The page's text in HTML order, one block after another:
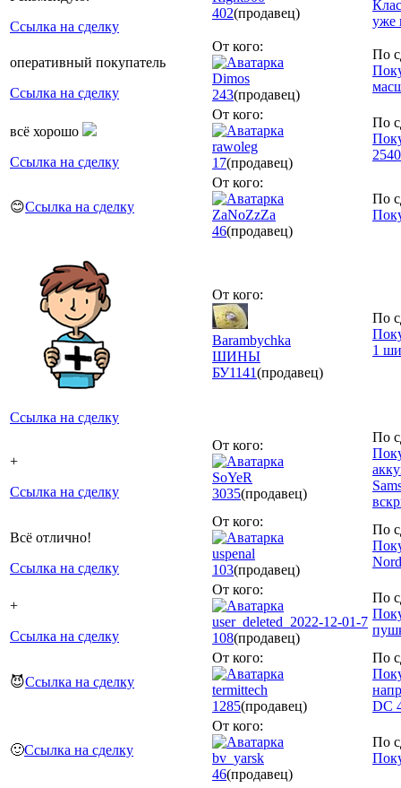
Ссылка на сделку
402(продавец)
уже
оперативный покупатель
Ссылка на сделку
От кого:
Dimos
243(продавец)
По
всё хорошо
Ссылка на сделку
От кого:
rawoleg
17(продавец)
По
😊Ссылка на сделку
От кого:
ZaNoZzZa
46(продавец)
По
Ссылка на сделку
От кого:
Barambychka
ШИНЫ
БУ1141(продавец)
По
1
+
Ссылка на сделку
От кого:
SoYeR
3035(продавец)
По
Всё отлично!
Ссылка на сделку
От кого:
uspenal
103(продавец)
По
+
Ссылка на сделку
От кого:
user_deleted_2022-12-01-7
108(продавец)
По
😈Ссылка на сделку
От кого:
termittech
1285(продавец)
По
DC
🙂Ссылка на сделку
От кого:
bv_yarsk
46(продавец)
По